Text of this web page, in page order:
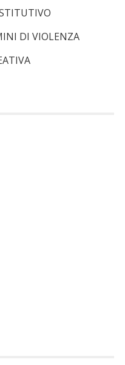
DI VIOLENZA